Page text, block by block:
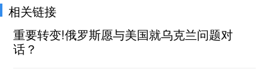
相关链接
重要转变!俄罗斯愿与美国就乌克兰问题对
话？